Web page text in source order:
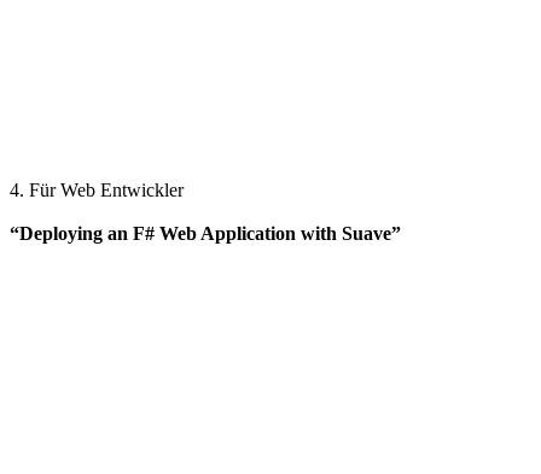
4. Für Web Entwickler
“Deploying an F# Web Application with Suave”